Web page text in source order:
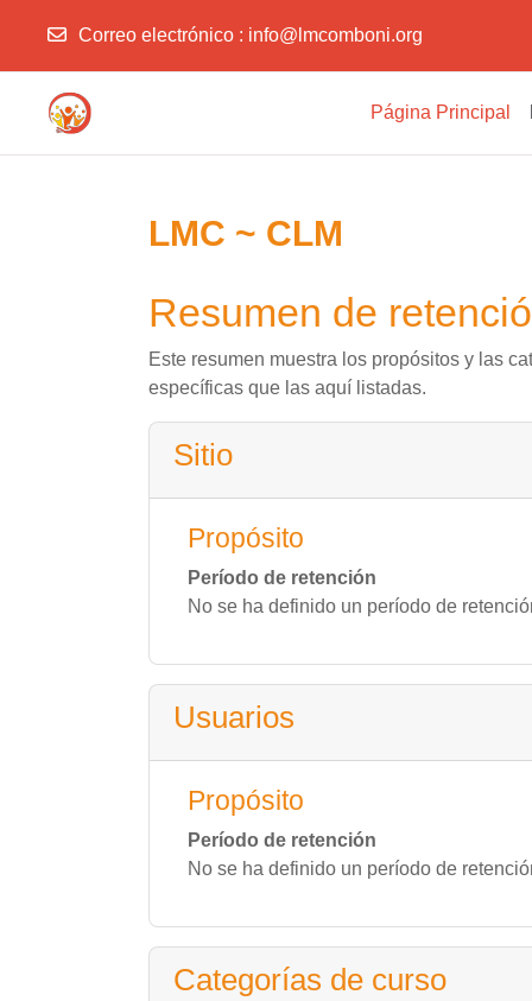
Correo electrónico : info@lmcomboni.org
Página Principal
LMC ~ CLM
Resumen de
Este resumen muestra los propósitos y las
específicas que las aquí listadas.
Sitio
Propósito
Período de retención
No se ha definido un período de
Usuarios
Propósito
Período de retención
No se ha definido un período de
Categorías de curso